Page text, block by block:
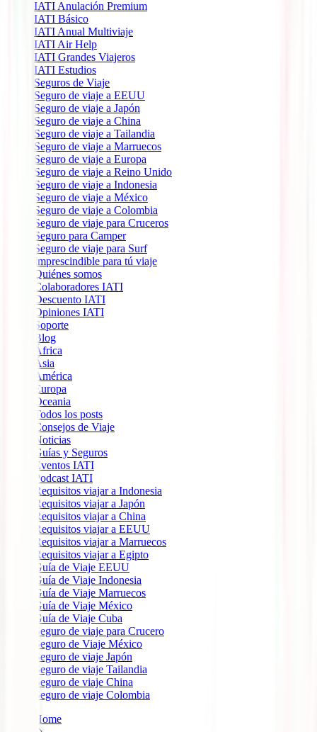
IATI Anulación Premium
IATI Básico
IATI Anual Multiviaje
IATI Air Help
IATI Grandes Viajeros
IATI Estudios
Seguros de Viaje
Seguro de viaje a EEUU
Seguro de viaje a Japón
Seguro de viaje a China
Seguro de viaje a Tailandia
Seguro de viaje a Marruecos
Seguro de viaje a Europa
Seguro de viaje a Reino Unido
Seguro de viaje a Indonesia
Seguro de viaje a México
Seguro de viaje a Colombia
Seguro de viaje para Cruceros
Seguro para Camper
Seguro de viaje para Surf
Imprescindible para tú viaje
Quiénes somos
Colaboradores IATI
Descuento IATI
Opiniones IATI
Soporte
Blog
África
Ásia
América
Europa
Oceania
Todos los posts
Consejos de Viaje
Noticias
Guías y Seguros
Eventos IATI
Podcast IATI
Requisitos viajar a Indonesia
Requisitos viajar a Japón
Requisitos viajar a China
Requisitos viajar a EEUU
Requisitos viajar a Marruecos
Requisitos viajar a Egipto
Guía de Viaje EEUU
Guía de Viaje Indonesia
Guía de Viaje Marruecos
Guía de Viaje México
Guía de Viaje Cuba
Seguro de viaje para Crucero
Seguro de Viaje México
Seguro de viaje Japón
Seguro de viaje Tailandia
Seguro de viaje China
Seguro de viaje Colombia
Home